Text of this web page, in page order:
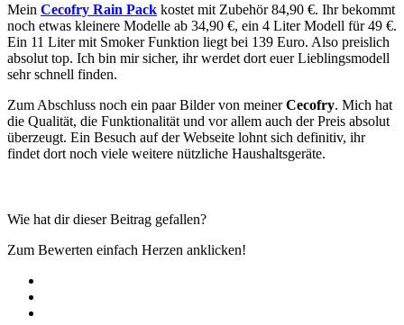
Mein Cecofry Rain Pack kostet mit Zubehör 84,90 €. Ihr bekommt
noch etwas kleinere Modelle ab 34,90 €, ein 4 Liter Modell für 49 €.
Ein 11 Liter mit Smoker Funktion liegt bei 139 Euro. Also preislich
absolut top. Ich bin mir sicher, ihr werdet dort euer Lieblingsmodell
sehr schnell finden.
Zum Abschluss noch ein paar Bilder von meinerCecofry. Mich hat
die Qualität, die Funktionalität und vor allem auch der Preis absolut
überzeugt. Ein Besuch auf der Webseite lohnt sich definitiv, ihr
findet dort noch viele weitere nützliche Haushaltsgeräte.
Wie hat dir dieser Beitrag gefallen?
Zum Bewerten einfach Herzen anklicken!